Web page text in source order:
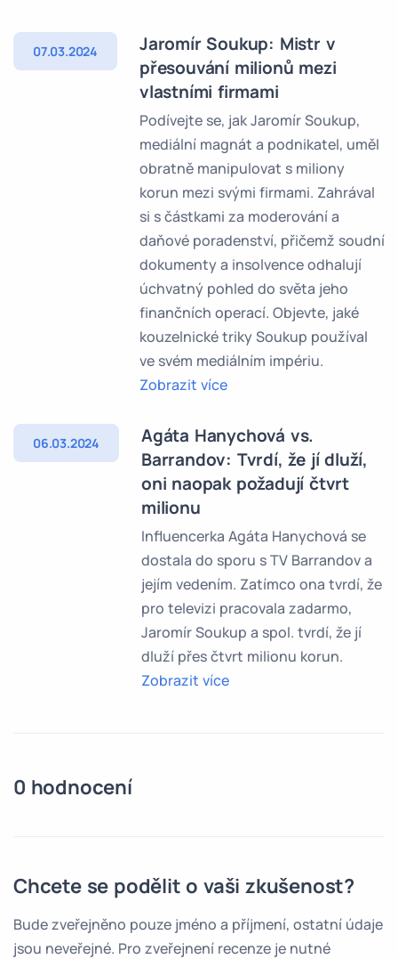
07.03.2024
Jaromír Soukup: Mistr v
přesouvání milionů mezi
vlastními firmami
Podívejte se, jak Jaromír Soukup,
mediální magnát a podnikatel, uměl
obratně manipulovat s miliony
korun mezi svými firmami. Zahrával
si s částkami za moderování a
daňové poradenství, přičemž soudní
dokumenty a insolvence odhalují
úchvatný pohled do světa jeho
finančních operací. Objevte, jaké
kouzelnické triky Soukup používal
ve svém mediálním impériu.
Zobrazit více
06.03.2024
Agáta Hanychová vs.
Barrandov: Tvrdí, že jí dluží,
oni naopak požadují čtvrt
milionu
Influencerka Agáta Hanychová se
dostala do sporu s TV Barrandov a
jejím vedením. Zatímco ona tvrdí, že
pro televizi pracovala zadarmo,
Jaromír Soukup a spol. tvrdí, že jí
dluží přes čtvrt milionu korun.
Zobrazit více
0 hodnocení
Chcete se podělit o vaši zkušenost?
Bude zveřejněno pouze jméno a příjmení, ostatní údaje
jsou neveřejné. Pro zveřejnení recenze je nutné